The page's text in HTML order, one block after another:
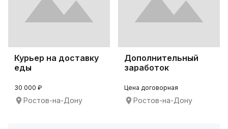
Курьер на доставку
еды
30 000 ₽
Ростов-на-Дону
Дополнительный
заработок
Цена договорная
Ростов-на-Дону